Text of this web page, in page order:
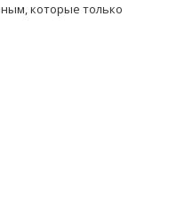
которые только